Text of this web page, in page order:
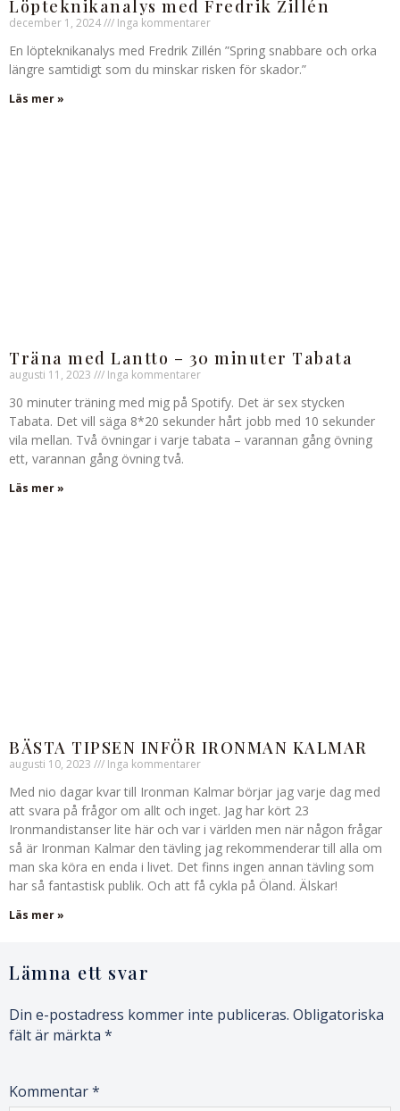
Löpteknikanalys med Fredrik Zillén
december 1, 2024 Inga kommentarer
En löpteknikanalys med Fredrik Zillén ”Spring snabbare och orka
längre samtidigt som du minskar risken för skador.”
Läs mer »
Träna med Lantto – 30 minuter Tabata
augusti 11, 2023 Inga kommentarer
30 minuter träning med mig på Spotify. Det är sex stycken
Tabata. Det vill säga 8*20 sekunder hårt jobb med 10 sekunder
vila mellan. Två övningar i varje tabata – varannan gång övning
ett, varannan gång övning två.
Läs mer »
BÄSTA TIPSEN INFÖR IRONMAN KALMAR
augusti 10, 2023 Inga kommentarer
Med nio dagar kvar till Ironman Kalmar börjar jag varje dag med
att svara på frågor om allt och inget. Jag har kört 23
Ironmandistanser lite här och var i världen men när någon frågar
så är Ironman Kalmar den tävling jag rekommenderar till alla om
man ska köra en enda i livet. Det finns ingen annan tävling som
har så fantastisk publik. Och att få cykla på Öland. Älskar!
Läs mer »
Lämna ett svar
Din e-postadress kommer inte publiceras. Obligatoriska
fält är märkta *
Kommentar*